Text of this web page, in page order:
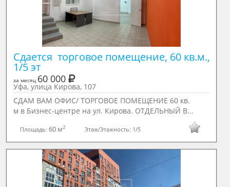
Сдается  торговое помещение, 60 кв.м.,
1/5 эт
за месяц 60 000
Уфа, улица Кирова, 107
СДАМ ВАМ ОФИС/ ТОРГОВОЕ ПОМЕЩЕНИЕ 60 кв.
м в Бизнес-центре на ул. Кирова. ОТДЕЛЬНЫЙ В...
Площадь:60 м2 Этаж/Этажность: 1/5